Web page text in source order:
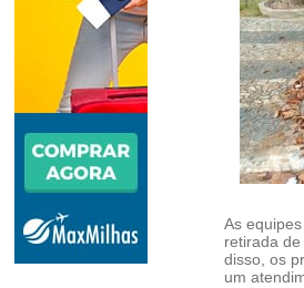
As
retirada
disso, os
um